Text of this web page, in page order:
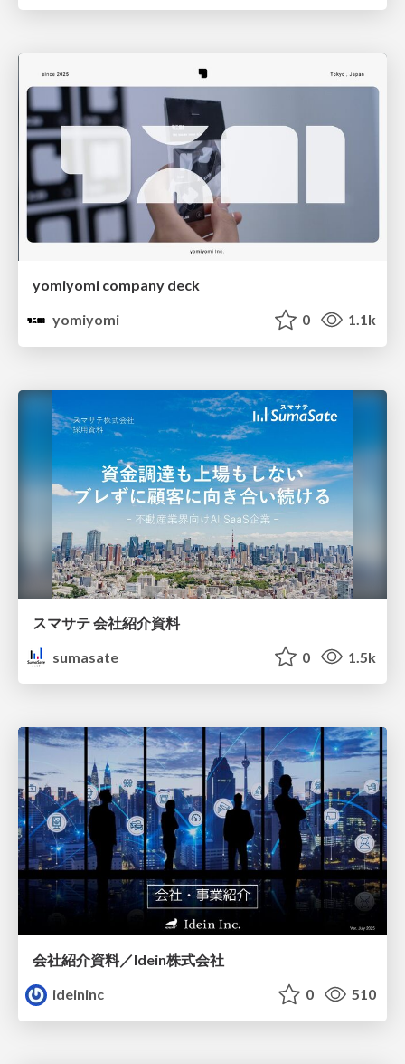
yomiyomi company deck
yomiyomi
0 1.1k
スマサテ 会社紹介資料
sumasate
0 1.5k
会社紹介資料／Idein株式会社
ideininc
0 510